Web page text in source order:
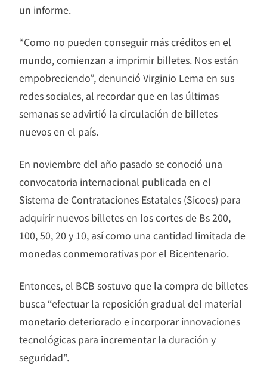
un informe.
“Como no pueden conseguir más créditos en el
mundo, comienzan a imprimir billetes. Nos están
empobreciendo”, denunció Virginio Lema en sus
redes sociales, al recordar que en las últimas
semanas se advirtió la circulación de billetes
nuevos en el país.
En noviembre del año pasado se conoció una
convocatoria internacional publicada en el
Sistema de Contrataciones Estatales (Sicoes) para
adquirir nuevos billetes en los cortes de Bs 200,
100, 50, 20 y 10, así como una cantidad limitada de
monedas conmemorativas por el Bicentenario.
Entonces, el BCB sostuvo que la compra de billetes
busca “efectuar la reposición gradual del material
monetario deteriorado e incorporar innovaciones
tecnológicas para incrementar la duración y
seguridad”.